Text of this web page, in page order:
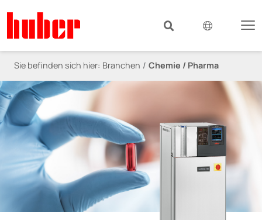
Sie befinden sich hier: Branchen Chemie / Pharma